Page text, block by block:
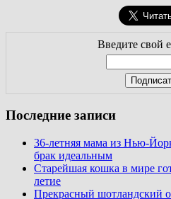
Введите свой
Последние записи
36-летняя мама из Нью-
брак идеальным
Старейшая кошка в мире
летие
Прекрасный шотландский